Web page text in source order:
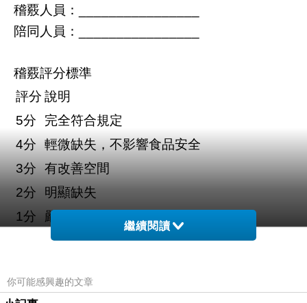
稽覈人員：
陪同人員：
稽覈評分標準
評分說明
5分 完全符合規定
4分 輕微缺失，不影響食品安全
3分 有改善空間
2分 明顯缺失
1分 嚴重缺失
未執行
一、人員衛生管理（
繼續閱讀
你可能感興趣的文章